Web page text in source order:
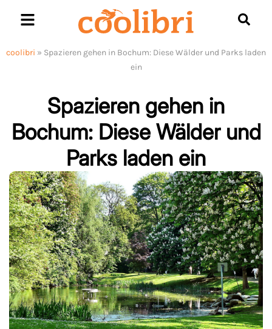
coolibri » Spazieren gehen in Bochum: Diese Wälder und Parks laden
ein
Spazieren gehen in
Bochum: Diese Wälder und
Parks laden ein